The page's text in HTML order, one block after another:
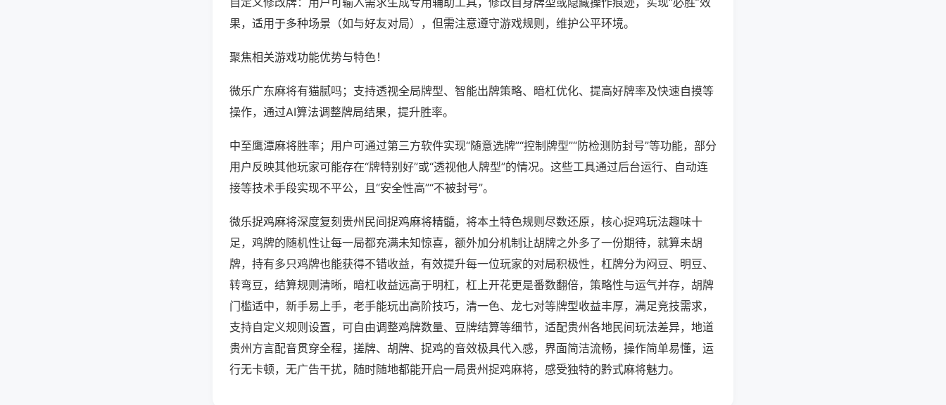
果，适用于多种场景（如与好友对局），但需注意遵守游戏规则，维护公平环境。
聚焦相关游戏功能优势与特色！
微乐广东麻将有猫腻吗；支持透视全局牌型、智能出牌策略、暗杠优化、提高好牌率及快速自摸等
操作，通过AI算法调整牌局结果，提升胜率。
中至鹰潭麻将胜率；用户可通过第三方软件实现“随意选牌”“控制牌型”“防检测防封号”等功能，部分
用户反映其他玩家可能存在“牌特别好”或“透视他人牌型”的情况。这些工具通过后台运行、自动连
接等技术手段实现不平公，且“安全性高”“不被封号”。
微乐捉鸡麻将深度复刻贵州民间捉鸡麻将精髓，将本土特色规则尽数还原，核心捉鸡玩法趣味十
足，鸡牌的随机性让每一局都充满未知惊喜，额外加分机制让胡牌之外多了一份期待，就算未胡
牌，持有多只鸡牌也能获得不错收益，有效提升每一位玩家的对局积极性，杠牌分为闷豆、明豆、
转弯豆，结算规则清晰，暗杠收益远高于明杠，杠上开花更是番数翻倍，策略性与运气并存，胡牌
门槛适中，新手易上手，老手能玩出高阶技巧，清一色、龙七对等牌型收益丰厚，满足竞技需求，
支持自定义规则设置，可自由调整鸡牌数量、豆牌结算等细节，适配贵州各地民间玩法差异，地道
贵州方言配音贯穿全程，搓牌、胡牌、捉鸡的音效极具代入感，界面简洁流畅，操作简单易懂，运
行无卡顿，无广告干扰，随时随地都能开启一局贵州捉鸡麻将，感受独特的黔式麻将魅力。